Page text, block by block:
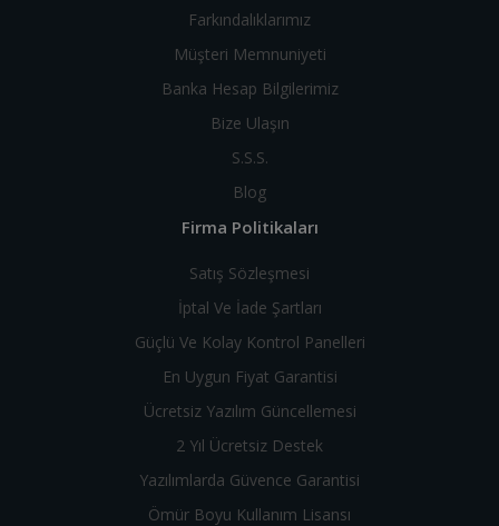
Farkındalıklarımız
Müşteri Memnuniyeti
Banka Hesap Bilgilerimiz
Bize Ulaşın
S.S.S.
Blog
Firma Politikaları
Satış Sözleşmesi
İptal Ve İade Şartları
Güçlü Ve Kolay Kontrol Panelleri
En Uygun Fiyat Garantisi
Ücretsiz Yazılım Güncellemesi
2 Yıl Ücretsiz Destek
Yazılımlarda Güvence Garantisi
Ömür Boyu Kullanım Lisansı